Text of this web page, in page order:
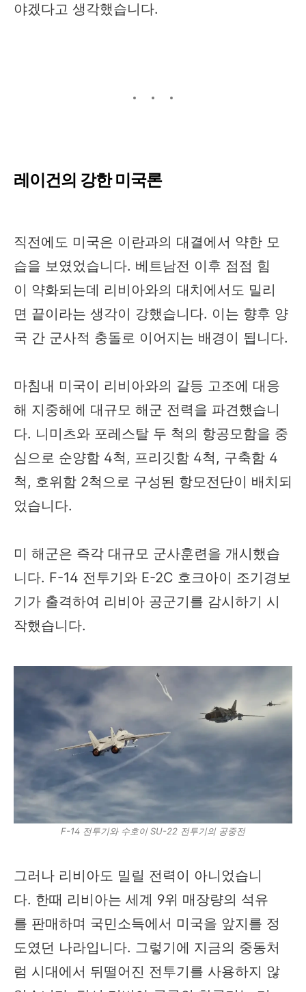
야겠다고 생각했습니다.
레이건의 강한 미국론
직전에도 미국은 이란과의 대결에서 약한 모
습을 보였었습니다. 베트남전 이후 점점 힘
이 약화되는데 리비아와의 대치에서도 밀리
면 끝이라는 생각이 강했습니다. 이는 향후 양
국 간 군사적 충돌로 이어지는 배경이 됩니다.
마침내 미국이 리비아와의 갈등 고조에 대응
해 지중해에 대규모 해군 전력을 파견했습니
다. 니미츠와 포레스탈 두 척의 항공모함을 중
심으로 순양함 4척, 프리깃함 4척, 구축함 4
척, 호위함 2척으로 구성된 항모전단이 배치되
었습니다.
미 해군은 즉각 대규모 군사훈련을 개시했습
니다. F-14 전투기와 E-2C 호크아이 조기경보
기가 출격하여 리비아 공군기를 감시하기 시
작했습니다.
F-14 전투기와 수호이 SU-22 전투기의 공중전
그러나 리비아도 밀릴 전력이 아니었습니
다. 한때 리비아는 세계 9위 매장량의 석유
를 판매하며 국민소득에서 미국을 앞지를 정
도였던 나라입니다. 그렇기에 지금의 중동처
럼 시대에서 뒤떨어진 전투기를 사용하지 않